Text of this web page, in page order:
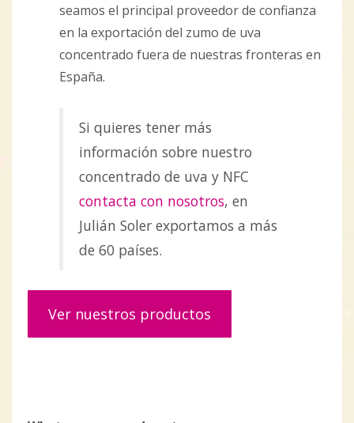
seamos el principal proveedor de confianza
en la exportación del zumo de uva
concentrado fuera de nuestras fronteras en
España.
Si quieres tener más
información sobre nuestro
concentrado de uva y NFC
contacta con nosotros, en
Julián Soler exportamos a más
de 60 países.
Ver nuestros productos